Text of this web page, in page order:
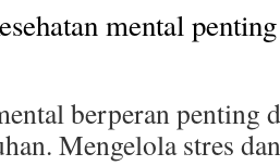
mental
berperan penting
Mengelola stres